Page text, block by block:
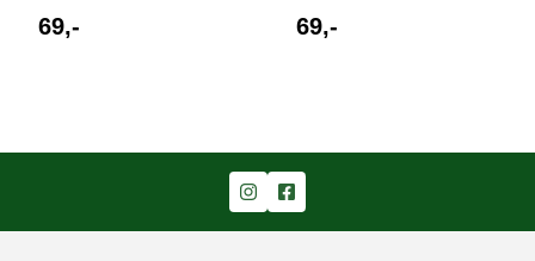
69,- 69,-